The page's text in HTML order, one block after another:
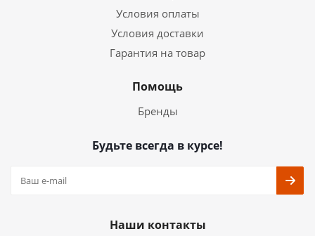
Условия оплаты
Условия доставки
Гарантия на товар
Помощь
Бренды
Будьте всегда в курсе!
Наши контакты